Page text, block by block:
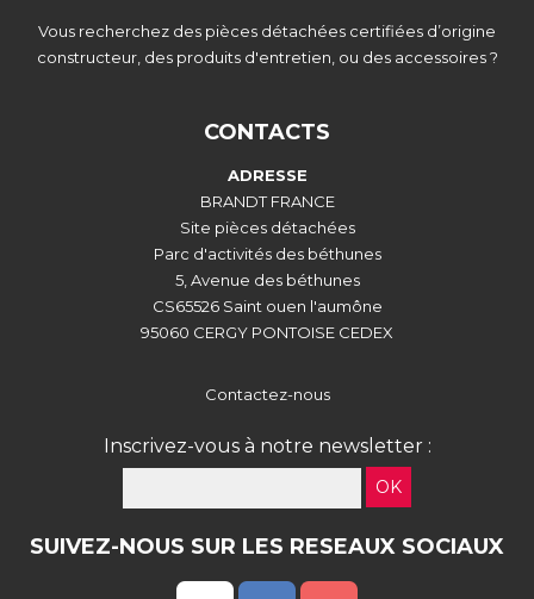
Vous recherchez des pièces détachées certifiées d’origine
constructeur, des produits d'entretien, ou des accessoires ?
CONTACTS
ADRESSE
BRANDT FRANCE
Site pièces détachées
Parc d'activités des béthunes
5, Avenue des béthunes
CS65526 Saint ouen l'aumône
95060 CERGY PONTOISE CEDEX
Contactez-nous
Inscrivez-vous à notre newsletter :
OK
SUIVEZ-NOUS SUR LES RESEAUX SOCIAUX